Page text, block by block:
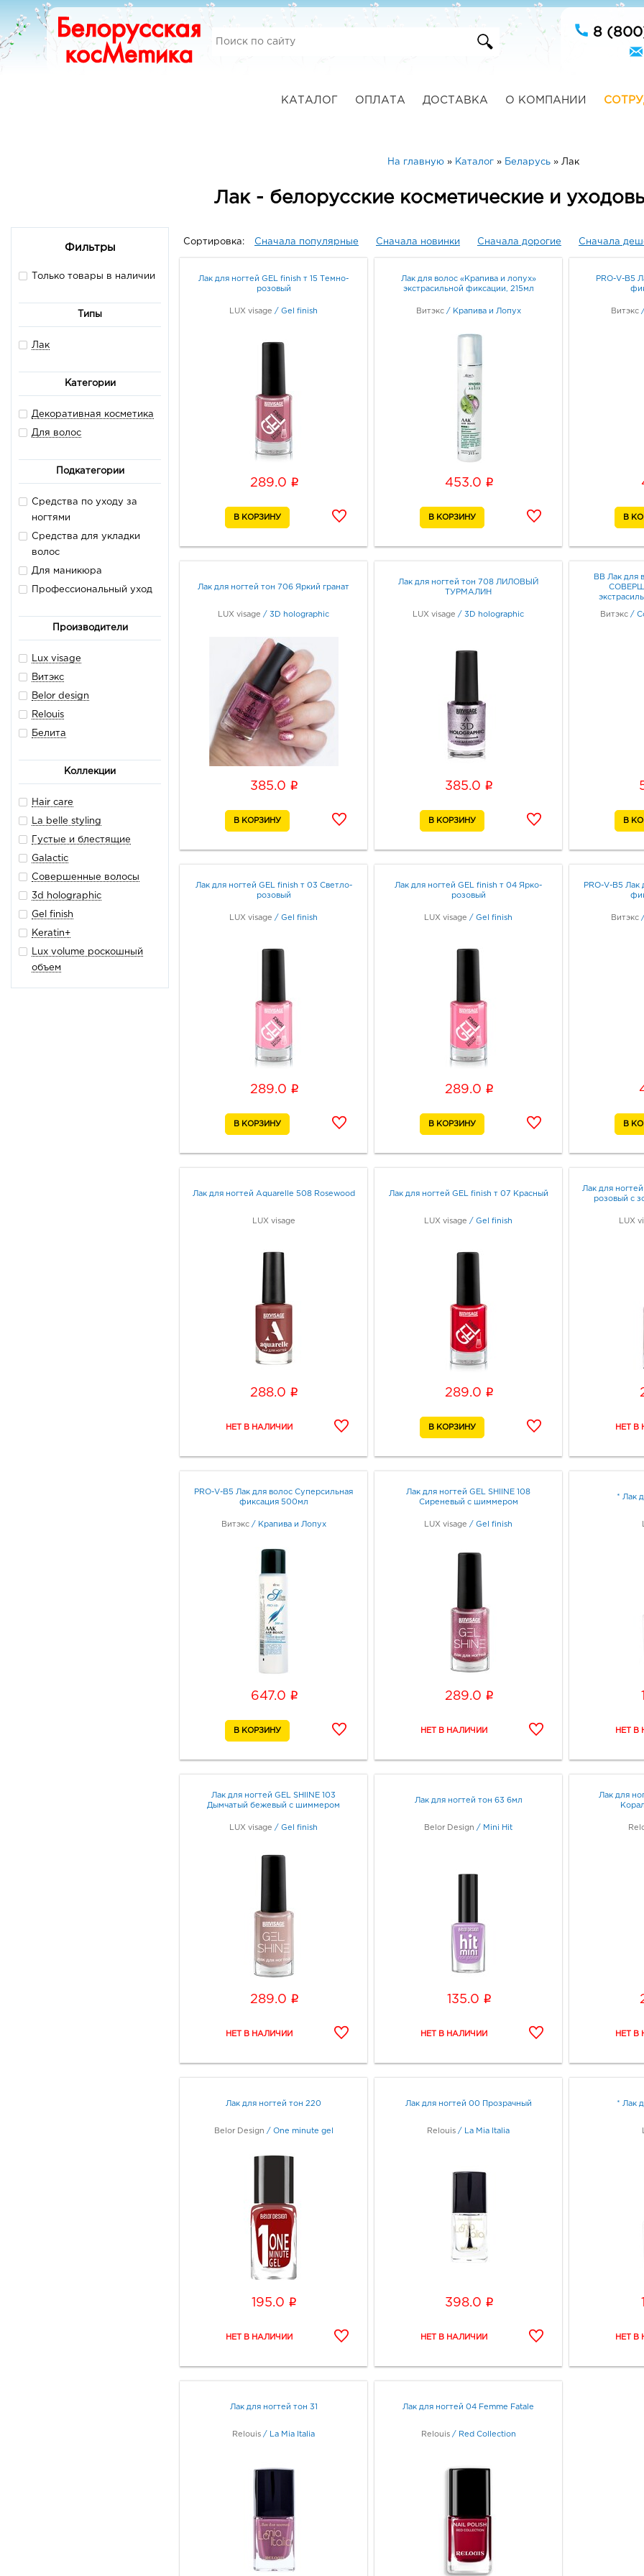
8
КАТАЛОГ ОПЛАТА ДОСТАВКА О КОМПАНИИ
На главную» Каталог» Беларусь» Лак
Лак - белорусские косметические и
Фильтры
Только товары в наличии
Типы
Лак
Категории
Декоративная косметика
Для волос
Подкатегории
Средства по уходу за
ногтями
Средства для укладки
волос
Для маникюра
Профессиональный уход
Производители
Lux visage
Витэкс
Belor design
Relouis
Белита
Коллекции
Hair care
La belle styling
Густые и блестящие
Galactic
Совершенные волосы
3d holographic
Gel finish
Keratin+
Lux volume роскошный
объем
Крапива и лопух
Сортировка: Сначала популярные Сначала новинки Сначала дорогие Сначала
Лак для ногтей GEL finish т 15 Темно-
розовый
LUX visage / Gel finish
289.0 i
Лак для волос «Крапива и лопух»
экстрасильной фиксации, 215мл
Витэкс / Крапива и Лопух
453.0 i
PRO-V-B5
Витэкс
Лак для ногтей тон 706 Яркий гранат
LUX visage / 3D holographic
385.0 i
Лак для ногтей тон 708 ЛИЛОВЫЙ
ТУРМАЛИН
LUX visage / 3D holographic
385.0 i
ВВ Лак для
Витэкс /
Лак для ногтей GEL finish т 03 Светло-
розовый
LUX visage / Gel finish
289.0 i
Лак для ногтей GEL finish т 04 Ярко-
розовый
LUX visage / Gel finish
289.0 i
PRO-V-B5 Лак
Витэкс
Лак для ногтей Aquarelle 508 Rosewood
LUX visage
288.0 i
Лак для ногтей GEL finish т 07 Красный
LUX visage / Gel finish
289.0 i
Лак для
розовый с
LUX
PRO-V-B5 Лак для волос Суперсильная
фиксация 500мл
Витэкс / Крапива и Лопух
647.0 i
Лак для ногтей GEL SHIINE 108
Сиреневый с шиммером
LUX visage / Gel finish
289.0 i
* Лак
Лак для ногтей GEL SHIINE 103
Дымчатый бежевый с шиммером
LUX visage / Gel finish
289.0 i
Лак для ногтей тон 63 6мл
Belor Design / Mini Hit
135.0 i
Лак для
Лак для ногтей тон 220
Belor Design / One minute gel
195.0 i
Лак для ногтей 00 Прозрачный
Relouis / La Mia Italia
398.0 i
* Лак
Лак для ногтей тон 31
Relouis / La Mia Italia
Лак для ногтей 04 Femme Fatale
Relouis / Red Collection